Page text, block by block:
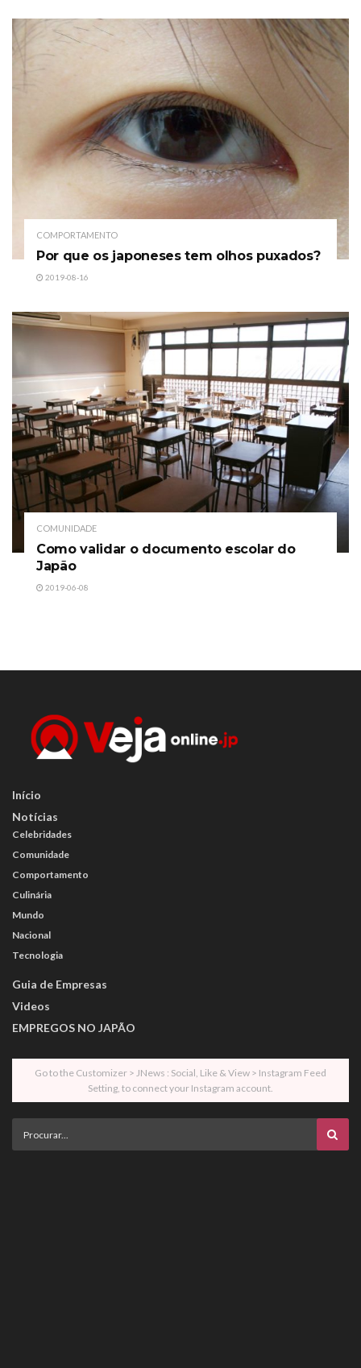
COMPORTAMENTO
Por que os japoneses tem olhos puxados?
2019-08-16
COMUNIDADE
Como validar o documento escolar do
Japão
2019-06-08
Início
Notícias
Celebridades
Comunidade
Comportamento
Culinária
Mundo
Nacional
Tecnologia
Guia de Empresas
Videos
EMPREGOS NO JAPÃO
Go to the Customizer > JNews : Social, Like & View > Instagram Feed
Setting, to connect your Instagram account.